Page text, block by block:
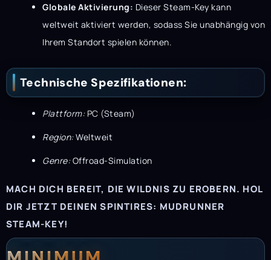
Globale Aktivierung: Dieser Steam-Key kann
weltweit aktiviert werden, sodass Sie unabhängig von
Ihrem Standort spielen können.
Technische Spezifikationen:
Plattform:PC (Steam)
Region:Weltweit
Genre:Offroad-Simulation
MACH DICH BEREIT, DIE WILDNIS ZU EROBERN. HOL
DIR JETZT DEINEN SPINTIRES: MUDRUNNER
STEAM-KEY!